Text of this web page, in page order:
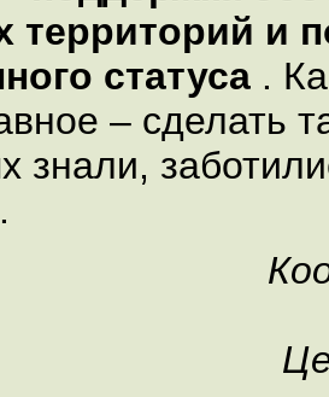
территорий и
статуса .
– сделать
знали,